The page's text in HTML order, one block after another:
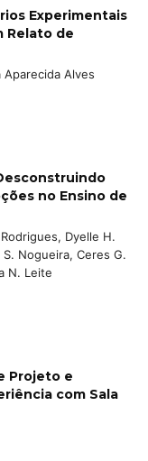
Experimentais
Relato de
Aparecida Alves
no Ensino de
Dyelle H.
Nogueira, Ceres G.
N. Leite
Projeto e
com Sala